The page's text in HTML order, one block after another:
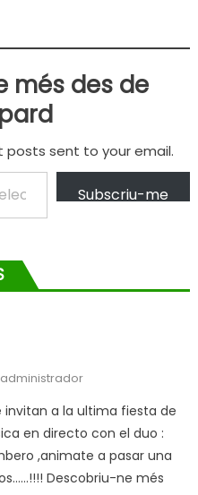
més des de
sent to your email.
Subscriu-me
Author
administrador
invitan a la ultima fiesta de
en directo con el duo :
,animate a pasar una
Descobriu-ne més